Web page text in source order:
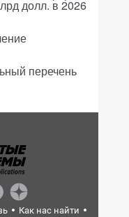
долл. в 2026
перечень
Как нас найти